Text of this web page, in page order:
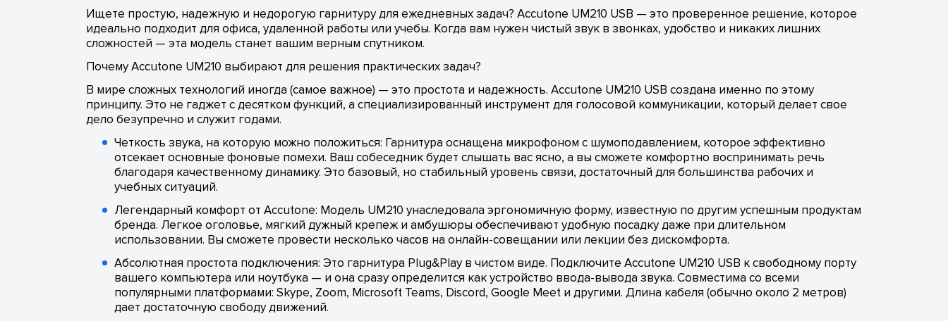
Ищете простую, надежную и недорогую гарнитуру для ежедневных задач? Accutone UM210 USB — это проверенное решение, которое
идеально подходит для офиса, удаленной работы или учебы. Когда вам нужен чистый звук в звонках, удобство и никаких лишних
сложностей — эта модель станет вашим верным спутником.
Почему Accutone UM210 выбирают для решения практических задач?
В мире сложных технологий иногда (самое важное) — это простота и надежность. Accutone UM210 USB создана именно по этому
принципу. Это не гаджет с десятком функций, а специализированный инструмент для голосовой коммуникации, который делает свое
дело безупречно и служит годами.
Четкость звука, на которую можно положиться: Гарнитура оснащена микрофоном с шумоподавлением, которое эффективно
отсекает основные фоновые помехи. Ваш собеседник будет слышать вас ясно, а вы сможете комфортно воспринимать речь
благодаря качественному динамику. Это базовый, но стабильный уровень связи, достаточный для большинства рабочих и
учебных ситуаций.
Легендарный комфорт от Accutone: Модель UM210 унаследовала эргономичную форму, известную по другим успешным продуктам
бренда. Легкое оголовье, мягкий дужный крепеж и амбушюры обеспечивают удобную посадку даже при длительном
использовании. Вы сможете провести несколько часов на онлайн-совещании или лекции без дискомфорта.
Абсолютная простота подключения: Это гарнитура Plug&Play в чистом виде. Подключите Accutone UM210 USB к свободному порту
вашего компьютера или ноутбука — и она сразу определится как устройство ввода-вывода звука. Совместима со всеми
популярными платформами: Skype, Zoom, Microsoft Teams, Discord, Google Meet и другими. Длина кабеля (обычно около 2 метров)
дает достаточную свободу движений.